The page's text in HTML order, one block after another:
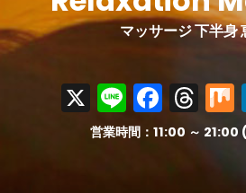
マッサージ 下半身
X Line
営業時間：11:00 ～